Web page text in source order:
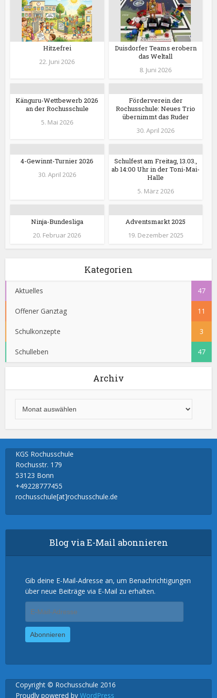
Hitzefrei
22. Juni 2026
Duisdorfer Teams erobern
das Weltall
8. Juni 2026
Känguru-Wettbewerb 2026
an der Rochusschule
5. Mai 2026
Förderverein der
Rochusschule: Neues Trio
übernimmt das Ruder
30. April 2026
4-Gewinnt-Turnier 2026
30. April 2026
Schulfest am Freitag, 13.03.,
ab 14:00 Uhr in der Toni-Mai-
Halle
5. März 2026
Ninja-Bundesliga
20. Februar 2026
Adventsmarkt 2025
19. Dezember 2025
Kategorien
Aktuelles 47
Offener Ganztag 11
Schulkonzepte 3
Schulleben 47
Archiv
KGS Rochusschule
Rochusstr. 179
53123 Bonn
+49228777455
rochusschule[at]rochusschule.de
Blog via E-Mail abonnieren
Gib deine E-Mail-Adresse an, um Benachrichtigungen
über neue Beiträge via E-Mail zu erhalten.
Mail-
Adresse
Abonnieren
Copyright © Rochusschule 2016
Proudly powered byWordPress